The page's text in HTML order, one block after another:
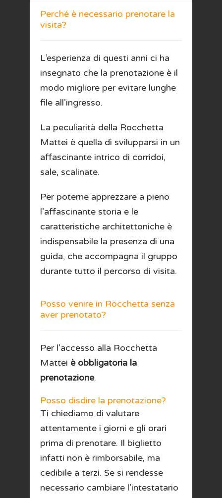
Perché è necessario prenotare la
visita?
L’esperienza di questi anni ci ha
insegnato che la prenotazione è il
modo migliore per evitare lunghe
file all’ingresso.
La peculiarità della Rocchetta
Mattei è quella di svilupparsi in un
affascinante intrico di corridoi,
sale, scalinate.
Per poterne apprezzare a pieno
l’affascinante storia e le
caratteristiche architettoniche è
indispensabile la presenza di una
guida, che accompagna il gruppo
durante tutto il percorso di visita.
Posso venire in Rocchetta senza
aver prenotato?
Per l’accesso alla Rocchetta
Mattei è obbligatoria la
prenotazione.
Posso disdire la prenotazione?
Ti chiediamo di valutare
attentamente i giorni e gli orari
prima di prenotare. Il biglietto
infatti non è rimborsabile, ma
cedibile a terzi. Se si rendesse
necessario cambiare l’intestatario